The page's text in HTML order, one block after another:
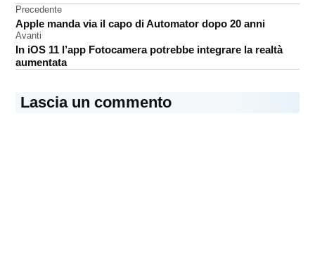
MacBook
Pro
Navigazione
articoli
Precedente
Apple manda via il capo di Automator dopo 20 anni
Avanti
In iOS 11 l’app Fotocamera potrebbe integrare la realtà
aumentata
Lascia un commento